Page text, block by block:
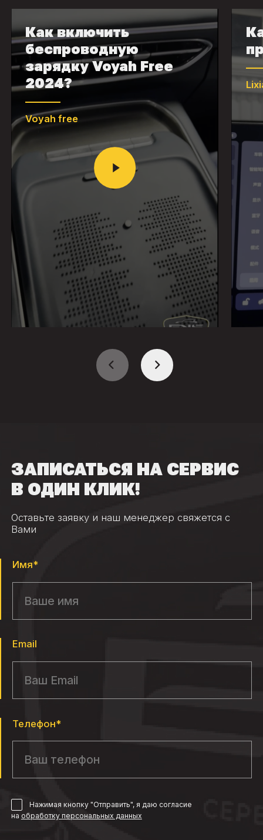
Как включить
беспроводную
зарядку Voyah Free
2024?
Voyah free
ЗАПИСАТЬСЯ НА СЕРВИС
В ОДИН КЛИК!
Оставьте заявку и наш менеджер свяжется с
Вами
Имя*
Email
Телефон*
Нажимая кнопку "Отправить", я даю согласие
на обработку персональных данных